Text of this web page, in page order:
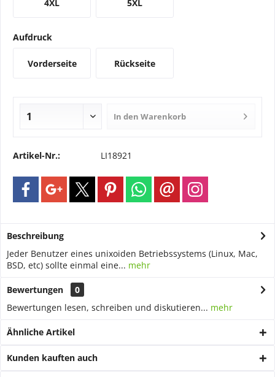
4XL 5XL
Aufdruck
Vorderseite Rückseite
In den Warenkorb
Artikel-Nr.: LI18921
Beschreibung
Jeder Benutzer eines unixoiden Betriebssystems (Linux, Mac,
BSD, etc) sollte einmal eine... mehr
Bewertungen
0
Bewertungen lesen, schreiben und diskutieren... mehr
Ähnliche Artikel
Kunden kauften auch